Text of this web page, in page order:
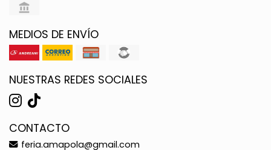
MEDIOS DE ENVÍO
NUESTRAS REDES SOCIALES
CONTACTO
feria.amapola@gmail.com